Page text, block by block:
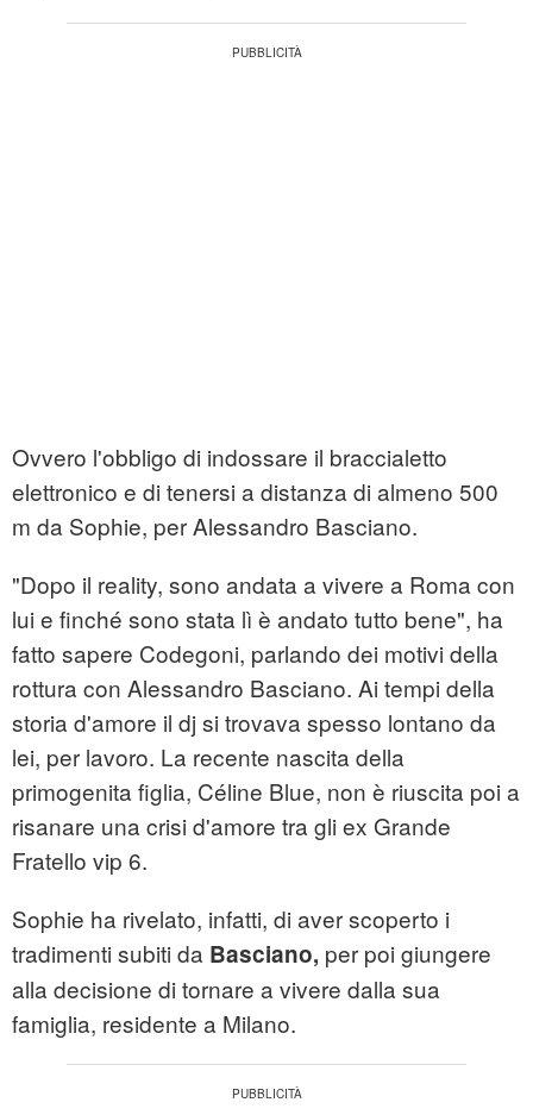
Ovvero l'obbligo di indossare il braccialetto
elettronico e di tenersi a distanza di almeno 500
m da Sophie, per Alessandro Basciano.
"Dopo il reality, sono andata a vivere a Roma con
lui e finché sono stata lì è andato tutto bene", ha
fatto sapere Codegoni, parlando dei motivi della
rottura con Alessandro Basciano. Ai tempi della
storia d'amore il dj si trovava spesso lontano da
lei, per lavoro. La recente nascita della
primogenita figlia, Céline Blue, non è riuscita poi a
risanare una crisi d'amore tra gli ex Grande
Fratello vip 6.
Sophie ha rivelato, infatti, di aver scoperto i
tradimenti subiti da Basciano, per poi giungere
alla decisione di tornare a vivere dalla sua
famiglia, residente a Milano.